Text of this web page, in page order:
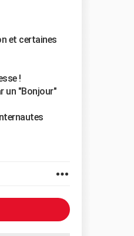
et certaines
!
un "Bonjour"